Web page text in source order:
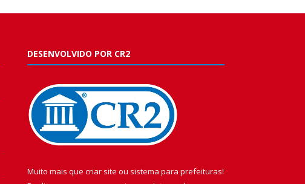
DESENVOLVIDO POR CR2
Muito mais que criar site ou sistema para prefeituras!